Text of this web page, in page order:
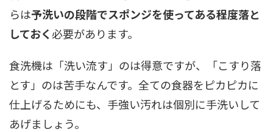
らは予洗いの段階でスポンジを使ってある程度落と
しておく必要があります。
食洗機は「洗い流す」のは得意ですが、「こすり落
とす」のは苦手なんです。全ての食器をピカピカに
仕上げるためにも、手強い汚れは個別に手洗いして
あげましょう。